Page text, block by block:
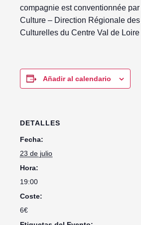
compagnie est conventionnée
Culture – Direction Régionale
Culturelles du Centre Val de Loire
Añadir al calendario
DETALLES
Fecha:
23 de julio
Hora:
19:00
Coste:
6€